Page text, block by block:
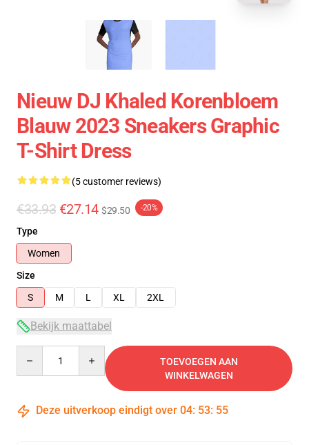
Nieuw DJ Khaled Korenbloem
Blauw 2023 Sneakers Graphic
T-Shirt Dress
(5 customer reviews)
€33.93 €27.14 $29.50 -20%
Type
Women
Size
S
M L XL 2XL
Bekijk maattabel
TOEVOEGEN AAN
WINKELWAGEN
Deze uitverkoop eindigt over 04: 53: 54